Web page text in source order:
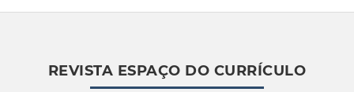
REVISTA ESPAÇO DO CURRÍCULO